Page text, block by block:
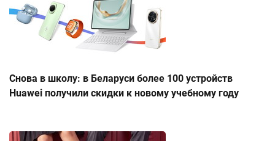
Снова в школу: в Беларуси более 100 устройств
Huawei получили скидки к новому учебному году